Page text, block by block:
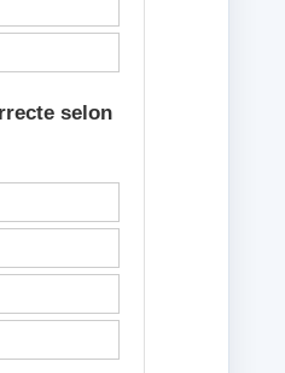
selon